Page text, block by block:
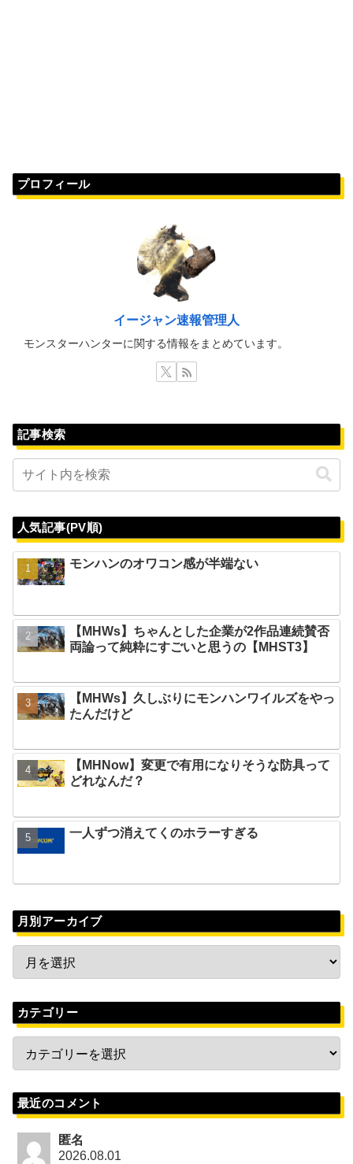
プロフィール
イージャン速報管理人
モンスターハンターに関する情報をまとめています。
記事検索
人気記事(PV順)
モンハンのオワコン感が半端ない
【MHWs】ちゃんとした企業が2作品連続賛否
両論って純粋にすごいと思うの【MHST3】
【MHWs】久しぶりにモンハンワイルズをやっ
たんだけど
【MHNow】変更で有用になりそうな防具って
どれなんだ？
一人ずつ消えてくのホラーすぎる
月別アーカイブ
カテゴリー
最近のコメント
匿名
2026.08.01